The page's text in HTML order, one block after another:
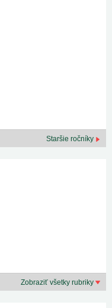
Staršie ročníky
Zobraziť všetky rubriky